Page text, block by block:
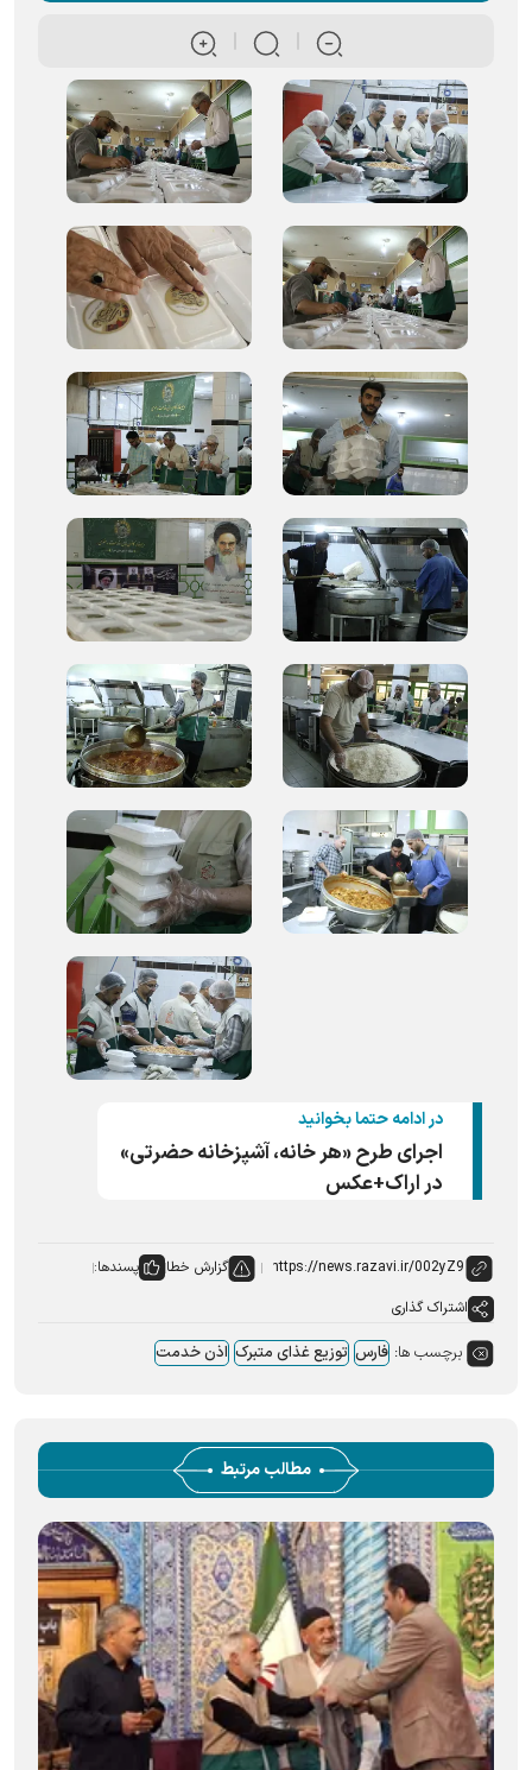
در ادامه حتما بخوانید
اجرای طرح «هر خانه، آشپزخانه حضرتی»
در اراک+عکس
گزارش خطا
پسندها:
اشتراک گذاری
برچسب ها: فارس توزیع غذای متبرک اذن خدمت
مطالب مرتبط